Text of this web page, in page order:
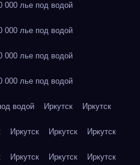
лье под водой
лье под водой
лье под водой
лье под водой
водой Иркутск Иркутск
Иркутск Иркутск Иркутск
Иркутск Иркутск Иркутск